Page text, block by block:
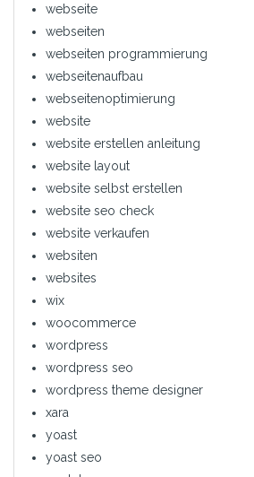
webseite
webseiten
webseiten programmierung
webseitenaufbau
webseitenoptimierung
website
website erstellen anleitung
website layout
website selbst erstellen
website seo check
website verkaufen
websiten
websites
wix
woocommerce
wordpress
wordpress seo
wordpress theme designer
xara
yoast
yoast seo